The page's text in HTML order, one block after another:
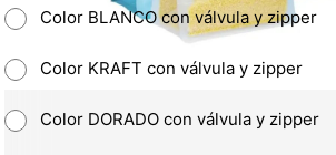
Color BLANCO con válvula y zipper
Color KRAFT con válvula y zipper
Color DORADO con válvula y zipper